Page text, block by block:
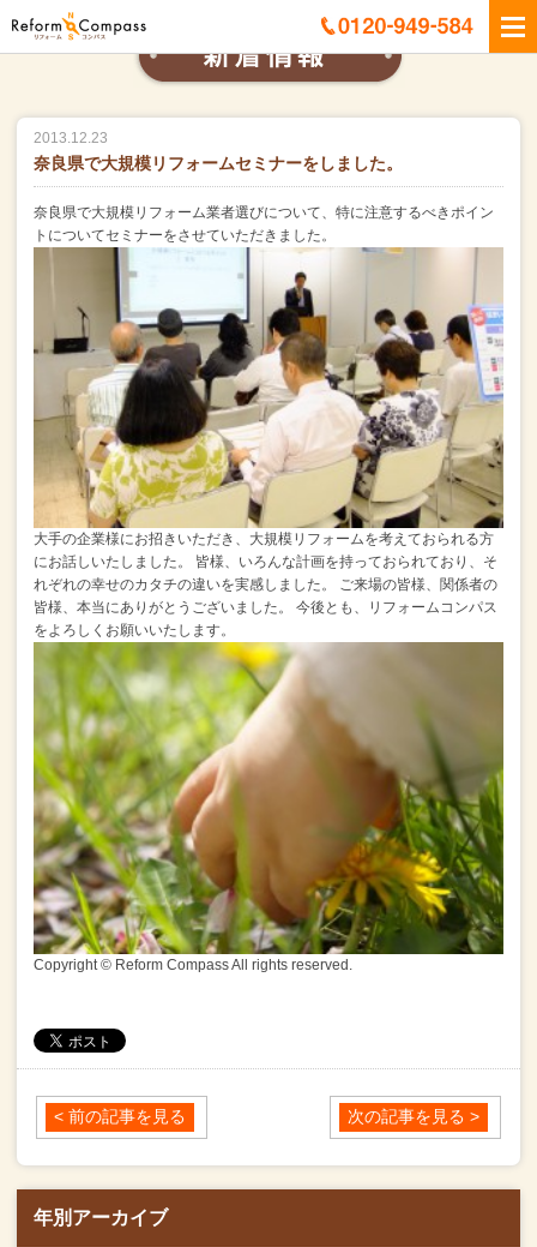
2013.12.23
奈良県で大規模リフォームセミナーをしました。
奈良県で大規模リフォーム業者選びについて、特に注意するべきポイン
トについてセミナーをさせていただきました。
大手の企業様にお招きいただき、大規模リフォームを考えておられる方
にお話しいたしました。
皆様、いろんな計画を持っておられており、そ
れぞれの幸せのカタチの違いを実感しました。
ご来場の皆様、関係者の
皆様、本当にありがとうございました。
今後とも、リフォームコンパス
をよろしくお願いいたします。
Copyright © Reform Compass All rights reserved.
< 前の記事を見る 次の記事を見る >
年別アーカイブ